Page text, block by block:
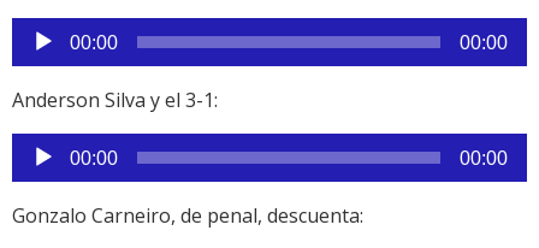
Reproductor
de
audio
00:00 00:00
Anderson Silva y el 3-1:
Reproductor
de
audio
00:00 00:00
Gonzalo Carneiro, de penal, descuenta: